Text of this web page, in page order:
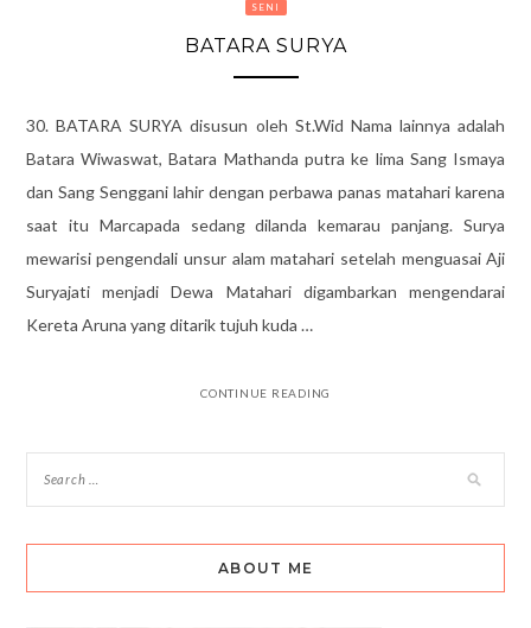
SENI
BATARA SURYA
30. BATARA SURYA disusun oleh St.Wid Nama lainnya adalah
Batara Wiwaswat, Batara Mathanda putra ke lima Sang Ismaya
dan Sang Senggani lahir dengan perbawa panas matahari karena
saat itu Marcapada sedang dilanda kemarau panjang. Surya
mewarisi pengendali unsur alam matahari setelah menguasai Aji
Suryajati menjadi Dewa Matahari digambarkan mengendarai
Kereta Aruna yang ditarik tujuh kuda …
CONTINUE READING
ABOUT ME